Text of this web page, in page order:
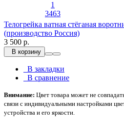
1
3463
Телогрейка ватная стёганая
(производство Россия)
3 500 р.
В корзину
В закладки
В сравнение
Внимание: Цвет товара может не
связи с индивидуальными настройками
устройства и его яркости.